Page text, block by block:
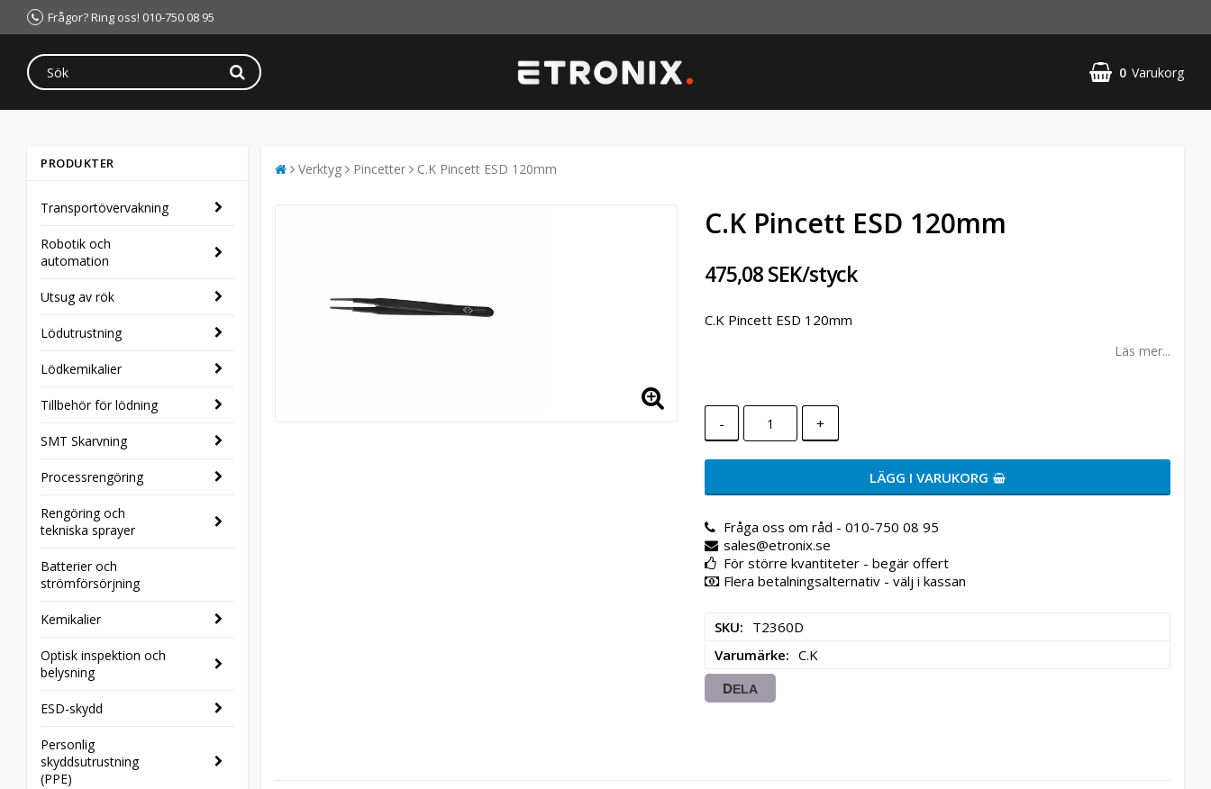
Frågor? Ring oss! 010-750 08 95
0 Varukorg
PRODUKTER
Transportövervakning
Robotik och
automation
Utsug av rök
Lödutrustning
Lödkemikalier
Tillbehör för lödning
SMT Skarvning
Processrengöring
Rengöring och
tekniska sprayer
Batterier och
strömförsörjning
Kemikalier
Optisk inspektion och
belysning
ESD-skydd
Personlig
skyddsutrustning
(PPE)
Verktyg Pincetter C.K Pincett ESD 120mm
C.K Pincett ESD 120mm
475,08 SEK/styck
C.K Pincett ESD 120mm
Läs mer...
- +
LÄGG I VARUKORG
Fråga oss om råd - 010-750 08 95
sales@etronix.se
För större kvantiteter - begär offert
Flera betalningsalternativ - välj i kassan
SKU
T2360D
Varumärke
C.K
DELA